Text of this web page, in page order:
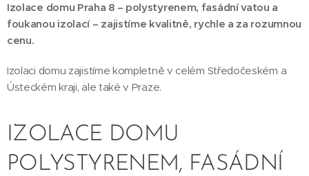
Izolace domu Praha 8 – polystyrenem, fasádní vatou a
foukanou izolací – zajistíme kvalitně, rychle a za rozumnou
cenu.
Izolaci domu zajistíme kompletně v celém Středočeském a
Ústeckém kraji, ale také v Praze.
IZOLACE DOMU
POLYSTYRENEM, FASÁDNÍ